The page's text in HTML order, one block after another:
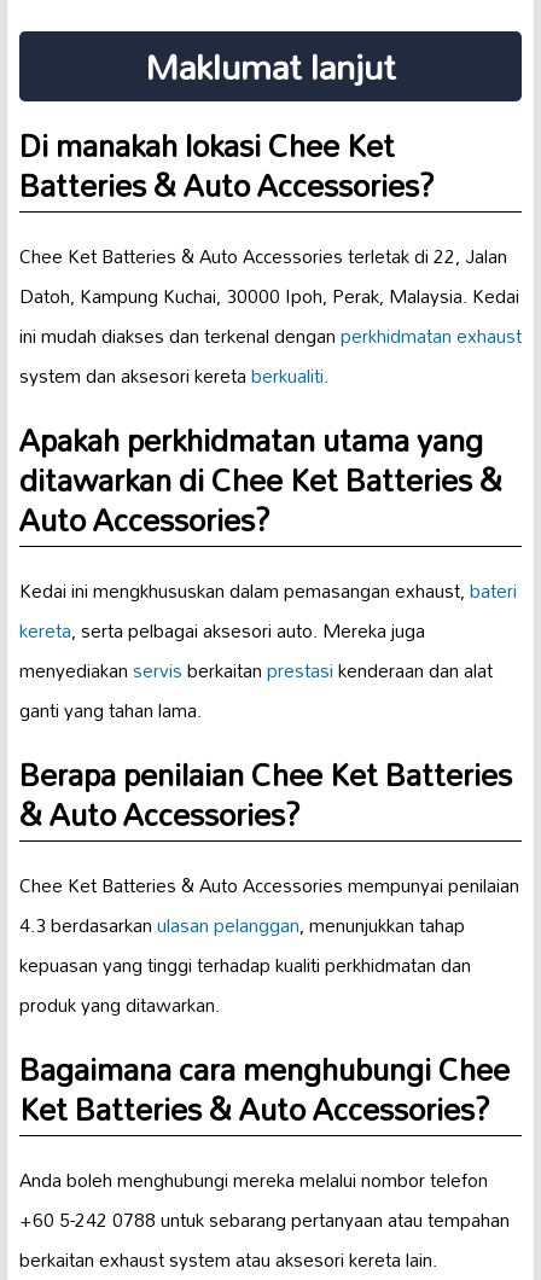
Maklumat lanjut
Di manakah lokasi Chee Ket
Batteries & Auto Accessories?
Chee Ket Batteries & Auto Accessories terletak di 22, Jalan
Datoh, Kampung Kuchai, 30000 Ipoh, Perak, Malaysia. Kedai
ini mudah diakses dan terkenal denganperkhidmatan exhaust
system dan aksesori keretaberkualiti.
Apakah perkhidmatan utama yang
ditawarkan di Chee Ket Batteries &
Auto Accessories?
Kedai ini mengkhususkan dalam pemasangan exhaust,bateri
kereta, serta pelbagai aksesori auto. Mereka juga
menyediakanservisberkaitanprestasikenderaan dan alat
ganti yang tahan lama.
Berapa penilaian Chee Ket Batteries
& Auto Accessories?
Chee Ket Batteries & Auto Accessories mempunyai penilaian
4.3 berdasarkanulasan pelanggan, menunjukkan tahap
kepuasan yang tinggi terhadap kualiti perkhidmatan dan
produk yang ditawarkan.
Bagaimana cara menghubungi Chee
Ket Batteries & Auto Accessories?
Anda boleh menghubungi mereka melalui nombor telefon
+60 5-242 0788 untuk sebarang pertanyaan atau tempahan
berkaitan exhaust system atau aksesori kereta lain.